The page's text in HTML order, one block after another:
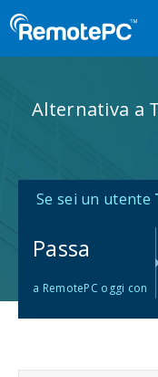
Alternativa a
Se sei un utente
Passa
a RemotePC oggi con